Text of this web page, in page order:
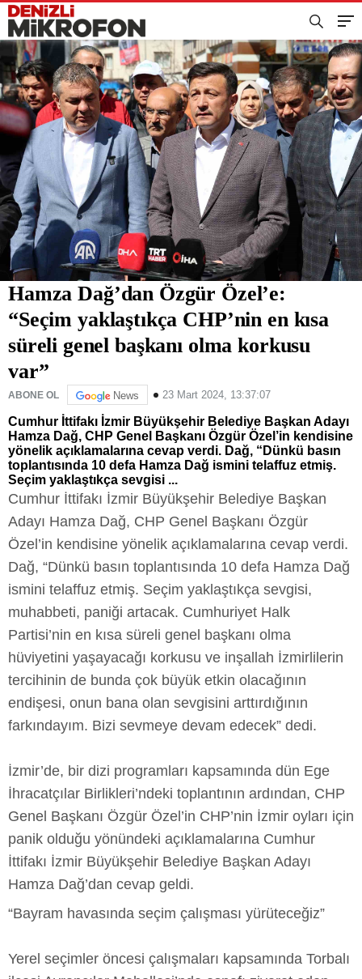
Hamza Dağ’dan Özgür Özel’e:
“Seçim yaklaştıkça CHP’nin en kısa
süreli genel başkanı olma korkusu
var”
ABONE OL News 23 Mart 2024, 13:37:07
Cumhur İttifakı İzmir Büyükşehir Belediye Başkan Adayı
Hamza Dağ, CHP Genel Başkanı Özgür Özel’in kendisine
yönelik açıklamalarına cevap verdi. Dağ, “Dünkü basın
toplantısında 10 defa Hamza Dağ ismini telaffuz etmiş.
Seçim yaklaştıkça sevgisi ...
Cumhur İttifakı İzmir Büyükşehir Belediye Başkan
Adayı Hamza Dağ, CHP Genel Başkanı Özgür
Özel’in kendisine yönelik açıklamalarına cevap verdi.
Dağ, “Dünkü basın toplantısında 10 defa Hamza Dağ
ismini telaffuz etmiş. Seçim yaklaştıkça sevgisi,
muhabbeti, paniği artacak. Cumhuriyet Halk
Partisi’nin en kısa süreli genel başkanı olma
hüviyetini yaşayacağı korkusu ve inşallah İzmirlilerin
tercihinin de bunda çok büyük etkin olacağının
endişesi, onun bana olan sevgisini arttırdığının
farkındayım. Bizi sevmeye devam edecek” dedi.
İzmir’de, bir dizi programları kapsamında dün Ege
İhracatçılar Birlikleri’ndeki toplantının ardından, CHP
Genel Başkanı Özgür Özel’in CHP’nin İzmir oyları için
panik olduğu yönündeki açıklamalarına Cumhur
İttifakı İzmir Büyükşehir Belediye Başkan Adayı
Hamza Dağ’dan cevap geldi.
“Bayram havasında seçim çalışması yürüteceğiz”
Yerel seçimler öncesi çalışmaları kapsamında Torbalı